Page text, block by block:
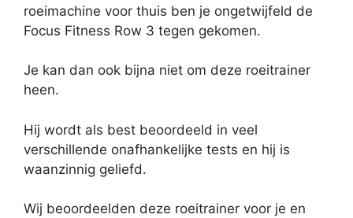
roeimachine voor thuis ben je ongetwijfeld de
Focus Fitness Row 3 tegen gekomen.
Je kan dan ook bijna niet om deze roeitrainer
heen.
Hij wordt als best beoordeeld in veel
verschillende onafhankelijke tests en hij is
waanzinnig geliefd.
Wij beoordeelden deze roeitrainer voor je en